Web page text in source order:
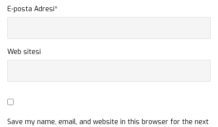
E-posta Adresi*
Web sitesi
Save my name, email, and website in this browser for the next